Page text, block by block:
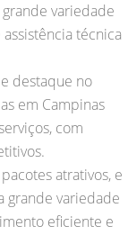
variedade
técnica
destaque no
em Campinas
com
atrativos, e
grande variedade
eficiente e